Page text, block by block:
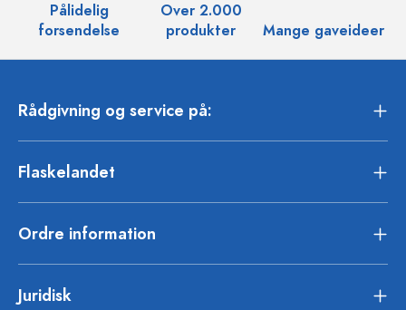
Pålidelig
forsendelse
Over 2.000
produkter
Mange gaveideer
Rådgivning og service på:
Flaskelandet
Ordre information
Juridisk